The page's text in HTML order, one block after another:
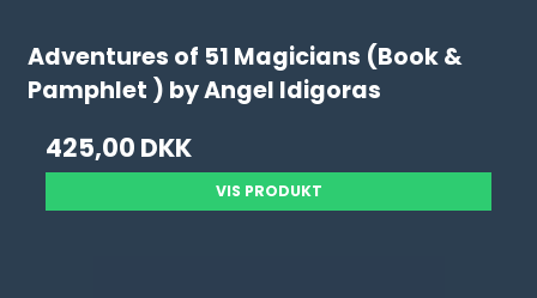
Adventures of 51 Magicians (Book &
Pamphlet ) by Angel Idigoras
425,00 DKK
VIS PRODUKT